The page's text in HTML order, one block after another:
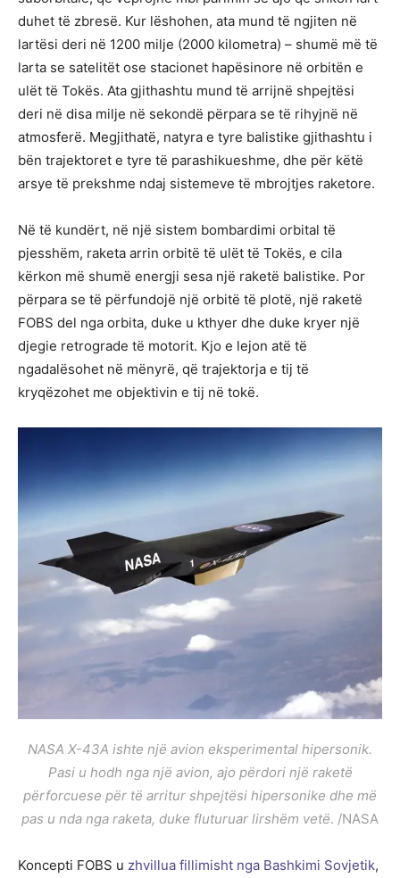
duhet të zbresë. Kur lëshohen, ata mund të ngjiten në
lartësi deri në 1200 milje (2000 kilometra) – shumë më të
larta se satelitët ose stacionet hapësinore në orbitën e
ulët të Tokës. Ata gjithashtu mund të arrijnë shpejtësi
deri në disa milje në sekondë përpara se të rihyjnë në
atmosferë. Megjithatë, natyra e tyre balistike gjithashtu i
bën trajektoret e tyre të parashikueshme, dhe për këtë
arsye të prekshme ndaj sistemeve të mbrojtjes raketore.
Në të kundërt, në një sistem bombardimi orbital të
pjesshëm, raketa arrin orbitë të ulët të Tokës, e cila
kërkon më shumë energji sesa një raketë balistike. Por
përpara se të përfundojë një orbitë të plotë, një raketë
FOBS del nga orbita, duke u kthyer dhe duke kryer një
djegie retrograde të motorit. Kjo e lejon atë të
ngadalësohet në mënyrë, që trajektorja e tij të
kryqëzohet me objektivin e tij në tokë.
NASA X-43A ishte një avion eksperimental hipersonik.
Pasi u hodh nga një avion, ajo përdori një raketë
përforcuese për të arritur shpejtësi hipersonike dhe më
pas u nda nga raketa, duke fluturuar lirshëm vetë. /NASA
Koncepti FOBS u zhvillua fillimisht nga Bashkimi Sovjetik,